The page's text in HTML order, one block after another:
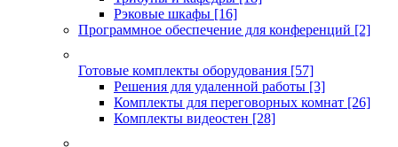
Рэковые шкафы [16]
Программное обеспечение для конференций [2]
Готовые комплекты оборудования [57]
Решения для удаленной работы [3]
Комплекты для переговорных комнат [26]
Комплекты видеостен [28]